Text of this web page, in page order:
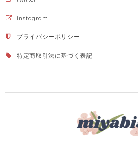
Instagram
プライバシーポリシー
特定商取引法に基づく表記